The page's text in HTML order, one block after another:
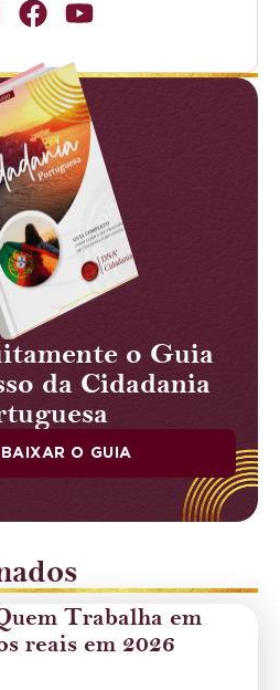
o Guia
da Cidadania
O GUIA
Trabalha em
reais em 2026